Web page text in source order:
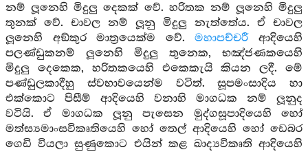
නම් ලූනෙහි මිදුලු දෙකක් වේ. හරිතක නම් ලූනෙහි මිදුලු
තුනක් වේ. චාවල නම් ලූනු මිදුලු නැත්තේය. ඒ චාවල
ලූනෙහි අඞ්කුර මාත්‍රයෙක්ම වේ.මහාපච්චරීආදියෙහි
පලණ්ඩුකනම් ලූනෙහි මිදුලු තුනෙක, භඤ්ජණකයෙහි
මිදුලු දෙකෙක, හරිතකයෙහි එකෙකැයි කියන ලදී. මේ
පණ්ඩුලකාදීහු ස්වභාවයෙන්ම වටිත්. සූපමංසාදිය හා
එක්කොට පිසීම් ආදියෙහි වනාහි මාගධක නම් ලූනුද
වටියි. ඒ මාගධක ලූනු පැසෙන මුද්ගසූපාදියෙහි හෝ
මත්ස්‍යමාංසවිකෘතියෙහි හෝ තෙල් ආදියෙහි හෝ ඩෙබර
ගෙඩි වියලා සුණුකොට එයින් කළ ඛාද්‍යවිකෘති ආදියෙහි